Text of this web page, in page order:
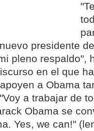
presidente
pleno respaldo",
en el que
a Obama
a trabajar de
Obama se
Yes, we can!"